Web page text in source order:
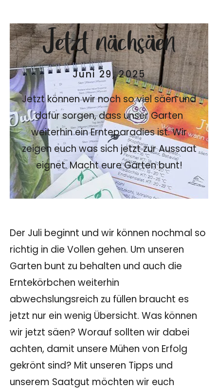
Jetzt nächsäen
Juni 29, 2025
Jetzt können wir noch so viel säen und
dafür sorgen, dass unser Garten
weiterhin ein Ernteparadies ist. Wir
zeigen euch was sich jetzt zur Aussaat
eignet. Macht eure Gärten bunt!
Der Juli beginnt und wir können nochmal so
richtig in die Vollen gehen. Um unseren
Garten bunt zu behalten und auch die
Erntekörbchen weiterhin
abwechslungsreich zu füllen braucht es
jetzt nur ein wenig Übersicht. Was können
wir jetzt säen? Worauf sollten wir dabei
achten, damit unsere Mühen von Erfolg
gekrönt sind? Mit unseren Tipps und
unserem Saatgut möchten wir euch